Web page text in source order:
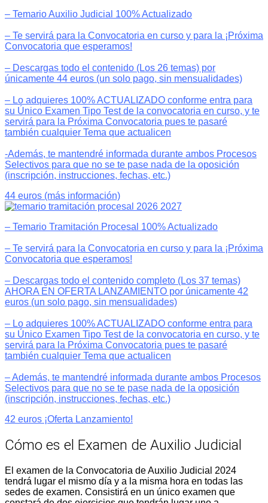
– Temario Auxilio Judicial 100% Actualizado
– Te servirá para la Convocatoria en curso y para la ¡Próxima
Convocatoria que esperamos!
– Descargas todo el contenido (Los 26 temas) por
únicamente 44 euros (un solo pago, sin mensualidades)
– Lo adquieres 100% ACTUALIZADO conforme entra para
su Único Examen Tipo Test de la convocatoria en curso, y te
servirá para la Próxima Convocatoria pues te pasaré
también cualquier Tema que actualicen
-Además, te mantendré informada durante ambos Procesos
Selectivos para que no se te pase nada de la oposición
(inscripción, instrucciones, fechas, etc.)
44 euros (más información)
– Temario Tramitación Procesal 100% Actualizado
– Te servirá para la Convocatoria en curso y para la ¡Próxima
Convocatoria que esperamos!
– Descargas todo el contenido completo (Los 37 temas)
AHORA EN OFERTA LANZAMIENTO por únicamente 42
euros (un solo pago, sin mensualidades)
– Lo adquieres 100% ACTUALIZADO conforme entra para
su Único Examen Tipo Test de la convocatoria en curso, y te
servirá para la Próxima Convocatoria pues te pasaré
también cualquier Tema que actualicen
– Además, te mantendré informada durante ambos Procesos
Selectivos para que no se te pase nada de la oposición
(inscripción, instrucciones, fechas, etc.)
42 euros ¡Oferta Lanzamiento!
Cómo es el Examen de Auxilio Judicial
El examen de la Convocatoria de Auxilio Judicial 2024
tendrá lugar el mismo día y a la misma hora en todas las
sedes de examen. Consistirá en un único examen que